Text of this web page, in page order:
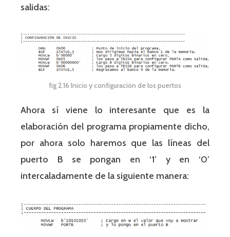
salidas:
fig 2.16 Inicio y configuración de los puertos
Ahora sí viene lo interesante que es la
elaboración del programa propiamente dicho,
por ahora solo haremos que las líneas del
puerto B se pongan en ‘1’ y en ‘0’
intercaladamente de la siguiente manera: